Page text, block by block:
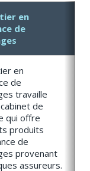
en
de
en
de
travaille
de
qui offre
produits
de
provenant
assureurs.